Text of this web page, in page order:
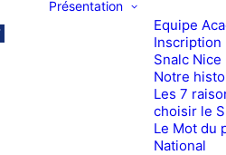
Présentation
Equipe
Snalc Nice
Notre
Les 7
choisir le
Le Mot du
National